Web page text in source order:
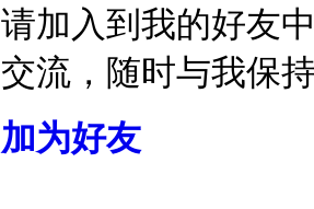
请加入到我的好友
交流，随时与我保
加为好友